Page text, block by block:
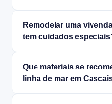
Remodelar uma
tem cuidados
Que materiais se
linha de mar em